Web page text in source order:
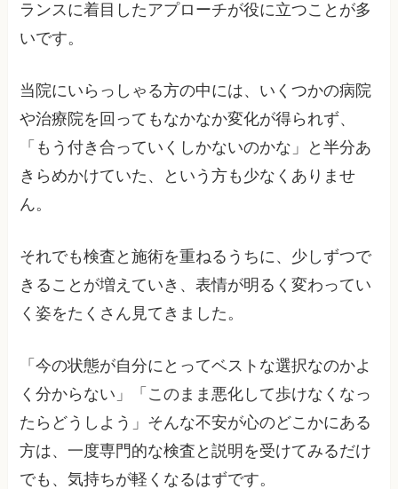
ランスに着目したアプローチが役に立つことが多
いです。
当院にいらっしゃる方の中には、いくつかの病院
や治療院を回ってもなかなか変化が得られず、
「もう付き合っていくしかないのかな」と半分あ
きらめかけていた、という方も少なくありませ
ん。
それでも検査と施術を重ねるうちに、少しずつで
きることが増えていき、表情が明るく変わってい
く姿をたくさん見てきました。
「今の状態が自分にとってベストな選択なのかよ
く分からない」「このまま悪化して歩けなくなっ
たらどうしよう」そんな不安が心のどこかにある
方は、一度専門的な検査と説明を受けてみるだけ
でも、気持ちが軽くなるはずです。